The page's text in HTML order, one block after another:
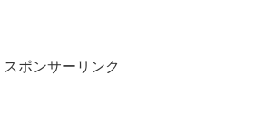
スポンサーリンク